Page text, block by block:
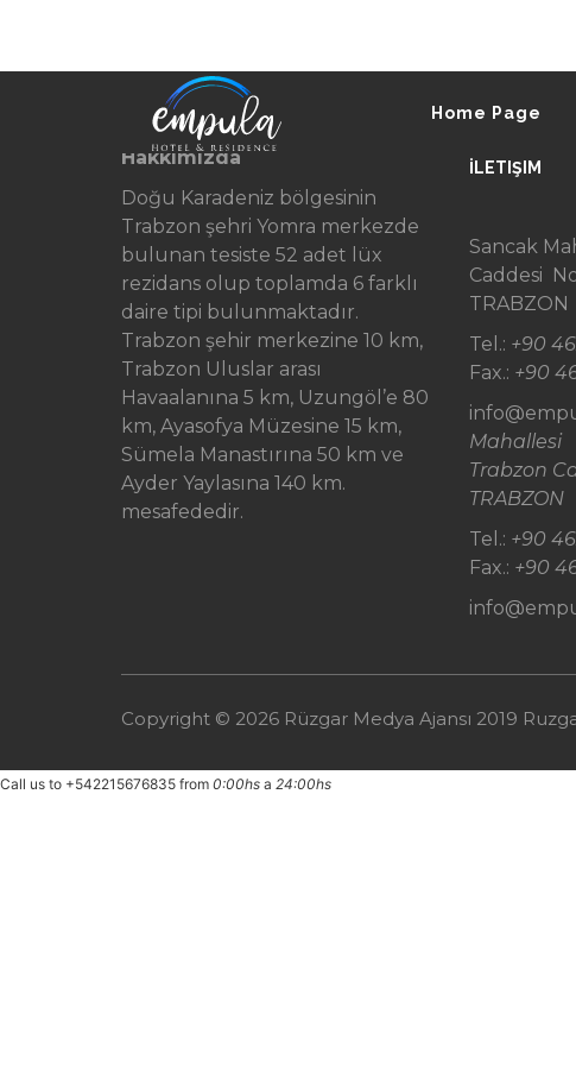
Home Page
Hakkımızda
Doğu Karadeniz bölgesinin
Trabzon şehri Yomra merkezde
bulunan tesiste 52 adet lüx
rezidans olup toplamda 6 farklı
daire tipi bulunmaktadır.
Trabzon şehir merkezine 10 km,
Trabzon Uluslar arası
Havaalanına 5 km, Uzungöl’e 80
km, Ayasofya Müzesine 15 km,
Sümela Manastırına 50 km ve
Ayder Yaylasına 140 km.
mesafededir.
İLETIŞIM
Sancak
Caddesi
TRABZON
Tel.: +90
Fax.: +90
Mahallesi
Trabzon
TRABZON
Tel.: +90
Fax.: +90
Copyright © 2026 Rüzgar Medya Ajansı 2019
Call us to +542215676835 from 0:00hs a 24:00hs